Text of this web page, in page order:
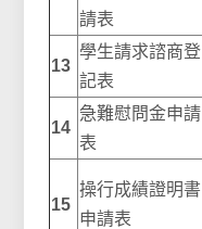
請表
13
學生請求諮商登
記表
14
急難慰問金申請
表
15
操行成績證明書
申請表